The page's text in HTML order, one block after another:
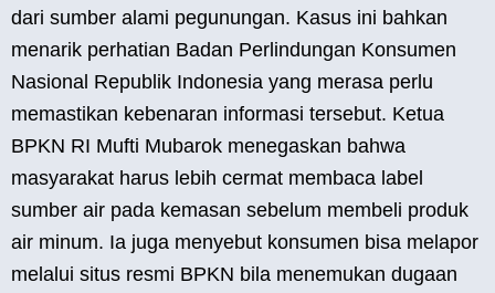
dari sumber alami pegunungan. Kasus ini bahkan
menarik perhatian Badan Perlindungan Konsumen
Nasional Republik Indonesia yang merasa perlu
memastikan kebenaran informasi tersebut. Ketua
BPKN RI Mufti Mubarok menegaskan bahwa
masyarakat harus lebih cermat membaca label
sumber air pada kemasan sebelum membeli produk
air minum. Ia juga menyebut konsumen bisa melapor
melalui situs resmi BPKN bila menemukan dugaan